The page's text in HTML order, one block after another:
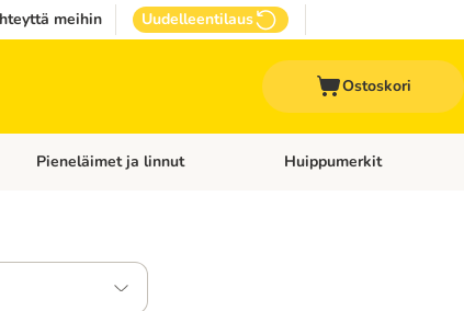
meihin Uudelleentilaus
Ostoskori
tarvikkeet
Avaa kategoriavalikko: Terveydenhoito
Pieneläimet ja linnut Avaa kategoriavalikko:
Huippumerkit